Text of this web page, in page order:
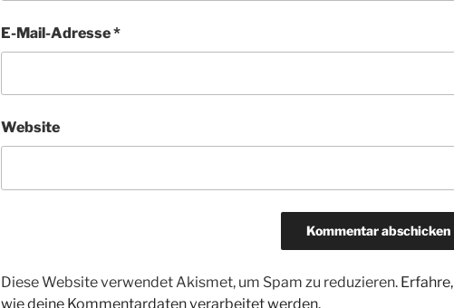
E-Mail-Adresse*
Website
Diese Website verwendet Akismet, um Spam zu reduzieren. Erfahre,
wie deine Kommentardaten verarbeitet werden.